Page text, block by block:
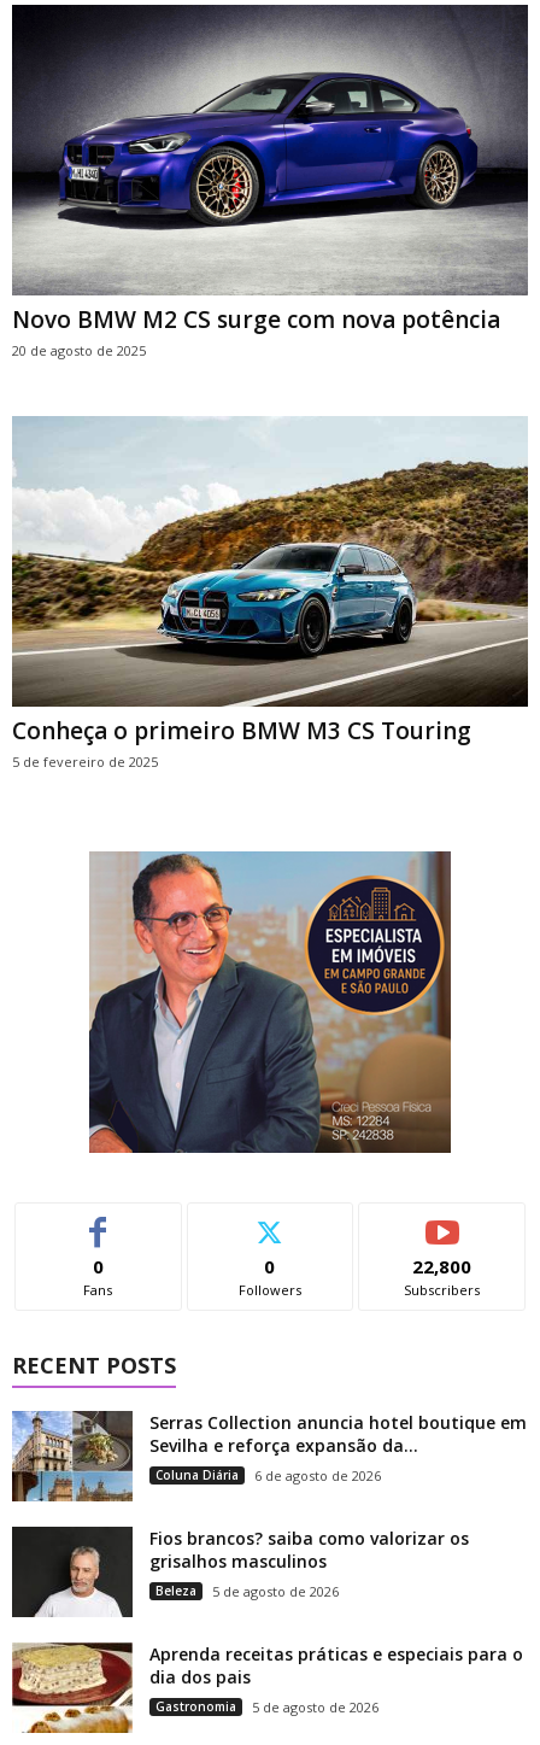
Novo BMW M2 CS surge com nova potência
20 de agosto de 2025
Conheça o primeiro BMW M3 CS Touring
5 de fevereiro de 2025
0
Fans
0
Followers
22,800
Subscribers
RECENT POSTS
Serras Collection anuncia hotel boutique em
Sevilha e reforça expansão da...
Coluna Diária 6 de agosto de 2026
Fios brancos? saiba como valorizar os
grisalhos masculinos
Beleza 5 de agosto de 2026
Aprenda receitas práticas e especiais para o
dia dos pais
Gastronomia 5 de agosto de 2026